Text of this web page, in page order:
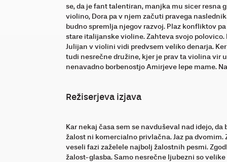
se, da je fant talentiran, manjka mu sicer resna
violino, Dora pa v njem začuti pravega
budno spremlja njegov razvoj. Plaz konfliktov
stare italijanske violine. Zahteva svojo
Julijan v violini vidi predvsem veliko denarja.
tudi nesrečne družine, kjer je prav ta violina vir
nenavadno borbenostjo Amirjeve lepe mame.
Režiserjeva izjava
Kar nekaj časa sem se navduševal nad idejo,
žalost ni komercialno privlačna. Jaz pa
veseli fazi zaželele najbolj žalostnih pesmi.
žalost-glasba. Samo nesrečne ljubezni so